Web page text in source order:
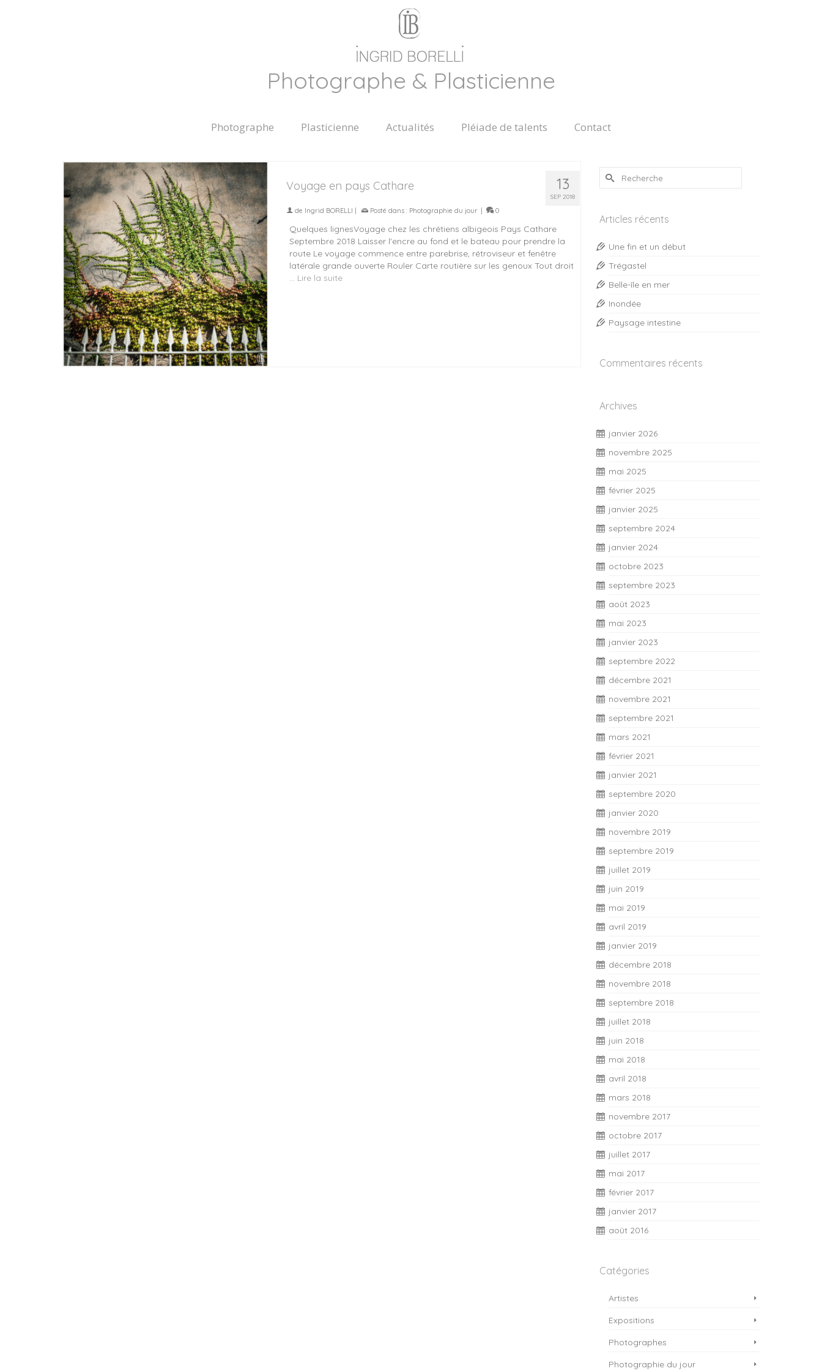
Photographe & Plasticienne
Photographe Plasticienne Actualités Pléiade de talents Contact
13
SEP 2018
Voyage en pays Cathare
de Ingrid BORELLI Posté dans : Photographie du jour 0
Quelques lignesVoyage chez les chrétiens albigeois Pays Cathare
Septembre 2018 Laisser l'encre au fond et le bateau pour prendre la
route Le voyage commence entre parebrise, rétroviseur et fenêtre
latérale grande ouverte Rouler Carte routière sur les genoux Tout droit
… Lire la suite
Rechercher :
Articles récents
Une fin et un début
Trégastel
Belle-île en mer
Inondée
Paysage intestine
Commentaires récents
Archives
janvier 2026
novembre 2025
mai 2025
février 2025
janvier 2025
septembre 2024
janvier 2024
octobre 2023
septembre 2023
août 2023
mai 2023
janvier 2023
septembre 2022
décembre 2021
novembre 2021
septembre 2021
mars 2021
février 2021
janvier 2021
septembre 2020
janvier 2020
novembre 2019
septembre 2019
juillet 2019
juin 2019
mai 2019
avril 2019
janvier 2019
décembre 2018
novembre 2018
septembre 2018
juillet 2018
juin 2018
mai 2018
avril 2018
mars 2018
novembre 2017
octobre 2017
juillet 2017
mai 2017
février 2017
janvier 2017
août 2016
Catégories
Artistes
Expositions
Photographes
Photographie du jour